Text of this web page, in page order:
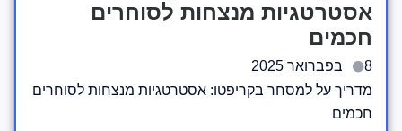
אסטרטגיות מנצחות לסוחרים
חכמים
8 בפברואר 2025
מדריך על למסחר בקריפטו: אסטרטגיות מנצחות לסוחרים
חכמים